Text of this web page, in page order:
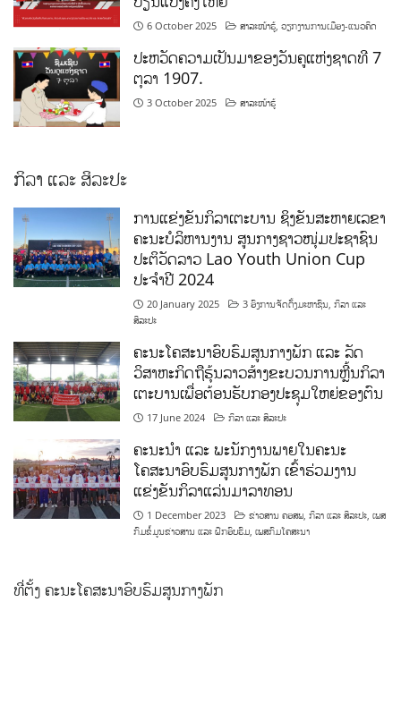
6 October 2025 ສາລະໜ້າຮູ້ ,ວຽກງານການເມືອງ-ແນວຄິດ
ປະຫວັດຄວາມເປັນມາຂອງວັນຄູແຫ່ງຊາດທີ 7
ຕຸລາ 1907.
3 October 2025 ສາລະໜ້າຮູ້
ກິລາ ແລະ ສິລະປະ
ການແຂ່ງຂັນກິລາເຕະບານ ຊິງຂັນສະຫາຍເລຂາ
ຄະນະບໍລິຫານງານ ສູນກາງຊາວໜຸ່ມປະຊາຊົນ
ປະຕິວັດລາວ Lao Youth Union Cup
ປະຈຳປີ 2024
20 January 2025 3 ອົງການຈັດຕັ້ງມະຫາຊົນ,ກິລາ ແລະ
ສິລະປະ
ຄະນະໂຄສະນາອົບຮົມສູນກາງພັກ ແລະ ລັດ
ວິສາຫະກິດຖືຮຸ້ນລາວສ້າງຂະບວນການຫຼີ້ນກິລາ
ເຕະບານເພື່ອຕ້ອນຮັບກອງປະຊຸມໃຫຍ່ຂອງຕົນ
17 June 2024 ກິລາ ແລະ ສິລະປະ
ຄະນະນຳ ແລະ ພະນັກງານພາຍໃນຄະນະ
ໂຄສະນາອົບຮົມສູນກາງພັກ ເຂົ້າຮ່ວມງານ
ແຂ່ງຂັນກິລາແລ່ນມາລາທອນ
1 December 2023 ຂ່າວສານ ຄອສພ,ກິລາ ແລະ ສິລະປະ,ເພສ
ກົມຂໍ້ມູນຂ່າວສານ ແລະ ຝຶກອົບຮົມ,ເພສກົມໂຄສະນາ
ທີ່ຕັ້ງ ຄະນະໂຄສະນາອົບຮົມສູນກາງພັກ